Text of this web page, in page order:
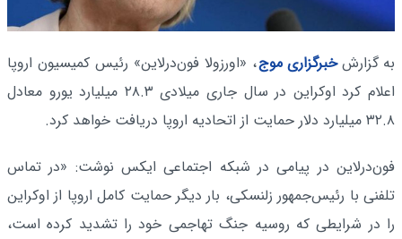
به گزارشخبرگزاری موج، «اورزولا فون‌درلاین» رئیس کمیسیون اروپا
اعلام کرد اوکراین در سال جاری میلادی ۲۸.۳ میلیارد یورو معادل
۳۲.۸ میلیارد دلار حمایت از اتحادیه اروپا دریافت خواهد کرد.
فون‌درلاین در پیامی در شبکه اجتماعی ایکس نوشت: «در تماس
تلفنی با رئیس‌جمهور زلنسکی، بار دیگر حمایت کامل اروپا از اوکراین
را در شرایطی که روسیه جنگ تهاجمی خود را تشدید کرده است،